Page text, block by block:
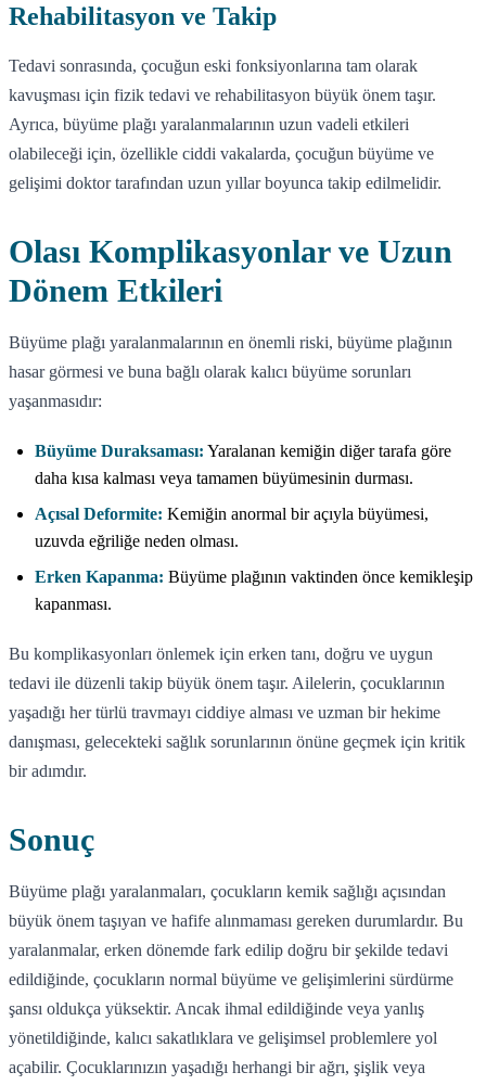
Rehabilitasyon ve Takip
Tedavi sonrasında, çocuğun eski fonksiyonlarına tam olarak
kavuşması için fizik tedavi ve rehabilitasyon büyük önem taşır.
Ayrıca, büyüme plağı yaralanmalarının uzun vadeli etkileri
olabileceği için, özellikle ciddi vakalarda, çocuğun büyüme ve
gelişimi doktor tarafından uzun yıllar boyunca takip edilmelidir.
Olası Komplikasyonlar ve Uzun
Dönem Etkileri
Büyüme plağı yaralanmalarının en önemli riski, büyüme plağının
hasar görmesi ve buna bağlı olarak kalıcı büyüme sorunları
yaşanmasıdır:
Büyüme Duraksaması: Yaralanan kemiğin diğer tarafa göre
daha kısa kalması veya tamamen büyümesinin durması.
Açısal Deformite: Kemiğin anormal bir açıyla büyümesi,
uzuvda eğriliğe neden olması.
Erken Kapanma: Büyüme plağının vaktinden önce kemikleşip
kapanması.
Bu komplikasyonları önlemek için erken tanı, doğru ve uygun
tedavi ile düzenli takip büyük önem taşır. Ailelerin, çocuklarının
yaşadığı her türlü travmayı ciddiye alması ve uzman bir hekime
danışması, gelecekteki sağlık sorunlarının önüne geçmek için kritik
bir adımdır.
Sonuç
Büyüme plağı yaralanmaları, çocukların kemik sağlığı açısından
büyük önem taşıyan ve hafife alınmaması gereken durumlardır. Bu
yaralanmalar, erken dönemde fark edilip doğru bir şekilde tedavi
edildiğinde, çocukların normal büyüme ve gelişimlerini sürdürme
şansı oldukça yüksektir. Ancak ihmal edildiğinde veya yanlış
yönetildiğinde, kalıcı sakatlıklara ve gelişimsel problemlere yol
açabilir. Çocuklarınızın yaşadığı herhangi bir ağrı, şişlik veya